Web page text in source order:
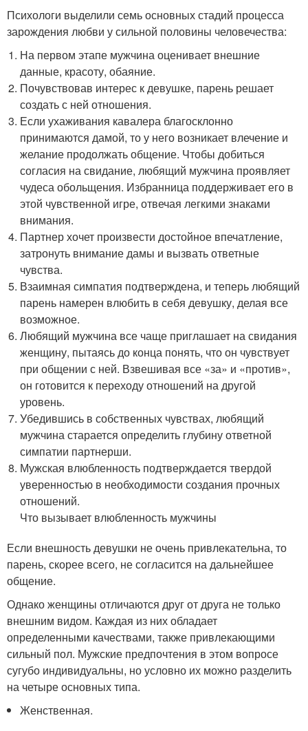
Психологи выделили семь основных стадий процесса
зарождения любви у сильной половины человечества:
На первом этапе мужчина оценивает внешние
данные, красоту, обаяние.
Почувствовав интерес к девушке, парень решает
создать с ней отношения.
Если ухаживания кавалера благосклонно
принимаются дамой, то у него возникает влечение и
желание продолжать общение. Чтобы добиться
согласия на свидание, любящий мужчина проявляет
чудеса обольщения. Избранница поддерживает его в
этой чувственной игре, отвечая легкими знаками
внимания.
Партнер хочет произвести достойное впечатление,
затронуть внимание дамы и вызвать ответные
чувства.
Взаимная симпатия подтверждена, и теперь любящий
парень намерен влюбить в себя девушку, делая все
возможное.
Любящий мужчина все чаще приглашает на свидания
женщину, пытаясь до конца понять, что он чувствует
при общении с ней. Взвешивая все «за» и «против»,
он готовится к переходу отношений на другой
уровень.
Убедившись в собственных чувствах, любящий
мужчина старается определить глубину ответной
симпатии партнерши.
Мужская влюбленность подтверждается твердой
уверенностью в необходимости создания прочных
отношений.
Что вызывает влюбленность мужчины
Если внешность девушки не очень привлекательна, то
парень, скорее всего, не согласится на дальнейшее
общение.
Однако женщины отличаются друг от друга не только
внешним видом. Каждая из них обладает
определенными качествами, также привлекающими
сильный пол. Мужские предпочтения в этом вопросе
сугубо индивидуальны, но условно их можно разделить
на четыре основных типа.
Женственная.